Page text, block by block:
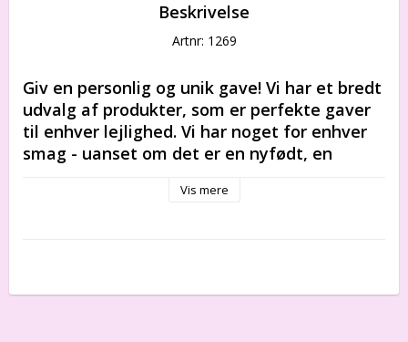
Beskrivelse
Artnr: 1269
Giv en personlig og unik gave! Vi har et bredt
udvalg af produkter, som er perfekte gaver
til enhver lejlighed. Vi har noget for enhver
smag - uanset om det er en nyfødt, en
lejlighed. Vores produkter er unikke og
Pudebetræk med barnets navn.
Vis mere